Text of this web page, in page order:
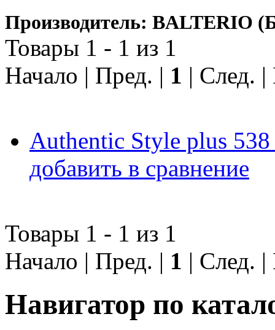
Производитель: BALTERIO
Товары 1 - 1 из 1
Начало | Пред. | 1 | След.
Authentic Style plus
добавить в сравнение
Товары 1 - 1 из 1
Начало | Пред. | 1 | След.
Навигатор по